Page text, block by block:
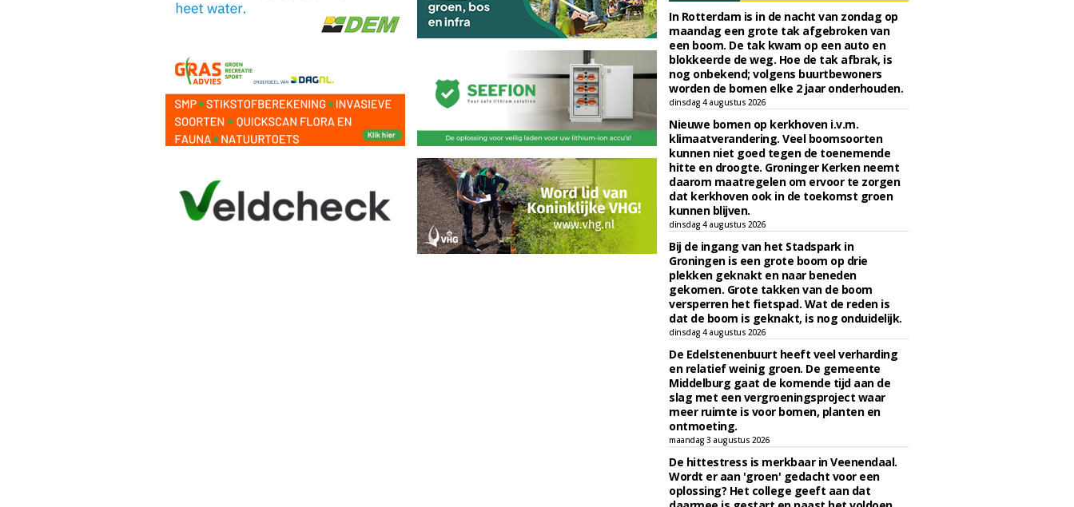
In Rotterdam is in de nacht van zondag op
maandag een grote tak afgebroken van
een boom. De tak kwam op een auto en
blokkeerde de weg. Hoe de tak afbrak, is
nog onbekend; volgens buurtbewoners
worden de bomen elke 2 jaar onderhouden.
dinsdag 4 augustus 2026
Nieuwe bomen op kerkhoven i.v.m.
klimaatverandering. Veel boomsoorten
kunnen niet goed tegen de toenemende
hitte en droogte. Groninger Kerken neemt
daarom maatregelen om ervoor te zorgen
dat kerkhoven ook in de toekomst groen
kunnen blijven.
dinsdag 4 augustus 2026
Bij de ingang van het Stadspark in
Groningen is een grote boom op drie
plekken geknakt en naar beneden
gekomen. Grote takken van de boom
versperren het fietspad. Wat de reden is
dat de boom is geknakt, is nog onduidelijk.
dinsdag 4 augustus 2026
De Edelstenenbuurt heeft veel verharding
en relatief weinig groen. De gemeente
Middelburg gaat de komende tijd aan de
slag met een vergroeningsproject waar
meer ruimte is voor bomen, planten en
ontmoeting.
maandag 3 augustus 2026
De hittestress is merkbaar in Veenendaal.
Wordt er aan 'groen' gedacht voor een
oplossing? Het college geeft aan dat